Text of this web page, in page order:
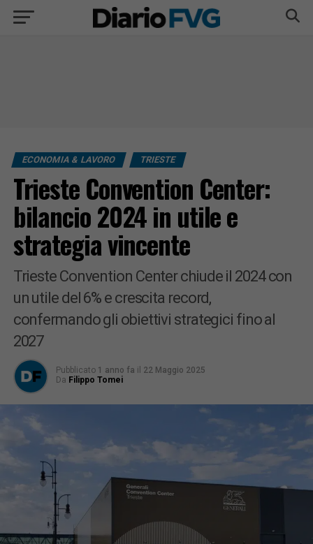
ECONOMIA & LAVORO TRIESTE
Trieste Convention Center:
bilancio 2024 in utile e
strategia vincente
Trieste Convention Center chiude il 2024 con
un utile del 6% e crescita record,
confermando gli obiettivi strategici fino al
2027
Pubblicato 1 anno fa il 22 Maggio 2025
Da Filippo Tomei